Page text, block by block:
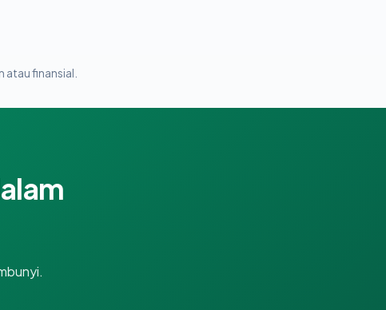
atau finansial.